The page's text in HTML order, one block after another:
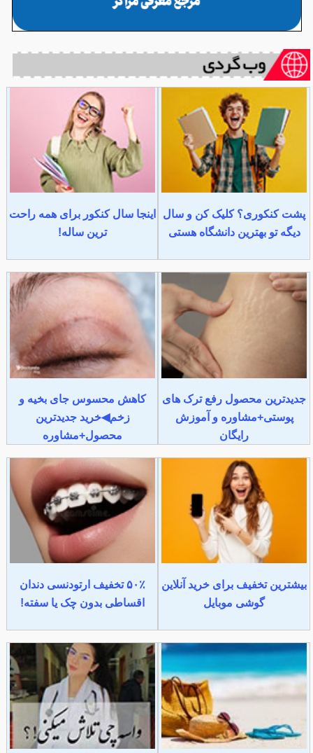
پشت کنکوری؟ کلیک کن و سال
دیگه تو بهترین دانشگاه هستی
اینجا سال کنکور برای همه راحت
ترین ساله!
جدیدترین محصول رفع ترک های
پوستی+مشاوره و آموزش
رایگان
کاهش محسوس جای بخیه و
زخم◀خرید جدیدترین
محصول+مشاوره
بیشترین تخفیف برای خرید آنلاین
گوشی موبایل
۵۰٪ تخفیف ارتودنسی دندان
اقساطی بدون چک یا سفته!